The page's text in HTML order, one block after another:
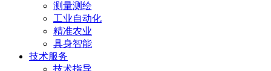
测量测绘
工业自动化
精准农业
具身智能
技术服务
技术指导